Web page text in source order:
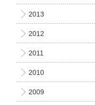
2013
2012
2011
2010
2009